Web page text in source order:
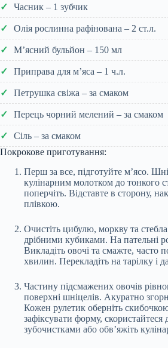
Часник – 1 зубчик
Олія рослинна рафінована – 2 ст.л.
М’ясний бульйон – 150 мл
Приправа для м’яса – 1 ч.л.
Петрушка свіжа – за смаком
Перець чорний мелений – за смаком
Сіль – за смаком
Покрокове приготування:
Перш за все, підготуйте м’ясо.
кулінарним молотком до тонкого
поперчіть. Відставте в сторону,
плівкою.
Очистіть цибулю, моркву та
дрібними кубиками. На пательні
Викладіть овочі та смажте, часто
хвилин. Перекладіть на тарілку і
Частину підсмажених овочів
поверхні шніцелів. Акуратно
Кожен рулетик оберніть
зафіксувати форму, скористайтеся
зубочистками або обв’яжіть